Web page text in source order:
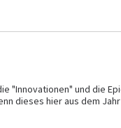
"Innovationen" und die
dieses hier aus dem